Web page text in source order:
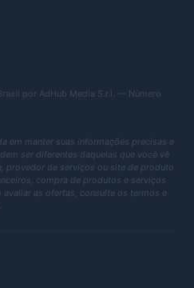
por AdHub Media S.r.l. — Número
em manter suas informações precisas e
ser diferentes daquelas que você vê
provedor de serviços ou site de produto
compra de produtos e serviços
avaliar as ofertas, consulte os termos e